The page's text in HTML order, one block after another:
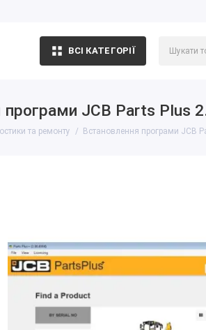
ВСІ КАТЕГОРІЇ
програми JCB Parts Plus
та ремонту Встановлення програми JCB